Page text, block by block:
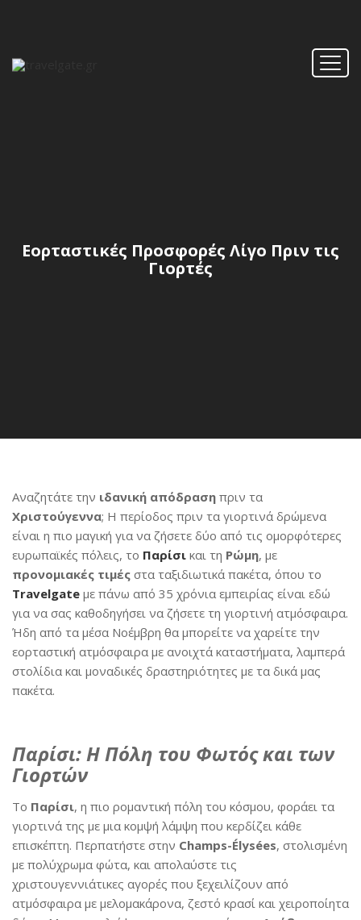
Εορταστικές Προσφορές Λίγο Πριν τις
Γιορτές
Αναζητάτε την ιδανική απόδραση πριν τα
Χριστούγεννα; Η περίοδος πριν τα γιορτινά δρώμενα
είναι η πιο μαγική για να ζήσετε δύο από τις ομορφότερες
ευρωπαϊκές πόλεις, το Παρίσι και τη Ρώμη, με
προνομιακές τιμές στα ταξιδιωτικά πακέτα, όπου το
Travelgate με πάνω από 35 χρόνια εμπειρίας είναι εδώ
για να σας καθοδηγήσει να ζήσετε τη γιορτινή ατμόσφαιρα.
Ήδη από τα μέσα Νοέμβρη θα μπορείτε να χαρείτε την
εορταστική ατμόσφαιρα με ανοιχτά καταστήματα, λαμπερά
στολίδια και μοναδικές δραστηριότητες με τα δικά μας
πακέτα.
Παρίσι: Η Πόλη του Φωτός και των
Γιορτών
Το Παρίσι, η πιο ρομαντική πόλη του κόσμου, φοράει τα
γιορτινά της με μια κομψή λάμψη που κερδίζει κάθε
επισκέπτη. Περπατήστε στην Champs-Élysées, στολισμένη
με πολύχρωμα φώτα, και απολαύστε τις
χριστουγεννιάτικες αγορές που ξεχειλίζουν από
ατμόσφαιρα με μελομακάρονα, ζεστό κρασί και χειροποίητα